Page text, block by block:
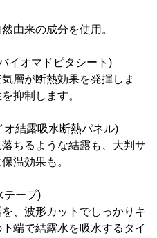
由来の成分を使用。
イオマドピタシート)
層が断熱効果を発揮しま
抑制します。
結露吸水断熱パネル)
ちるような結露も、大判サ
温効果も。
ープ)
、波形カットでしっかりキ
端で結露水を吸水するタイ